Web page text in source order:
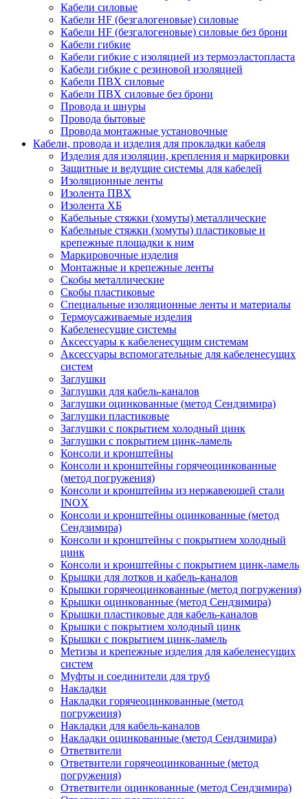
Кабели силовые
Кабели HF (безгалогеновые) силовые
Кабели HF (безгалогеновые) силовые без брони
Кабели гибкие
Кабели гибкие с изоляцией из термоэластопласта
Кабели гибкие с резиновой изоляцией
Кабели ПВХ силовые
Кабели ПВХ силовые без брони
Провода и шнуры
Провода бытовые
Провода монтажные установочные
Кабели, провода и изделия для прокладки кабеля
Изделия для изоляции, крепления и маркировки
Защитные и ведущие системы для кабелей
Изоляционные ленты
Изолента ПВХ
Изолента ХБ
Кабельные стяжки (хомуты) металлические
Кабельные стяжки (хомуты) пластиковые и
крепежные площадки к ним
Маркировочные изделия
Монтажные и крепежные ленты
Скобы металлические
Скобы пластиковые
Специальные изоляционные ленты и материалы
Термоусаживаемые изделия
Кабеленесущие системы
Аксессуары к кабеленесущим системам
Аксессуары вспомогательные для кабеленесущих
систем
Заглушки
Заглушки для кабель-каналов
Заглушки оцинкованные (метод Сендзимира)
Заглушки пластиковые
Заглушки с покрытием холодный цинк
Заглушки с покрытием цинк-ламель
Консоли и кронштейны
Консоли и кронштейны горячеоцинкованные
(метод погружения)
Консоли и кронштейны из нержавеющей стали
INOX
Консоли и кронштейны оцинкованные (метод
Сендзимира)
Консоли и кронштейны с покрытием холодный
цинк
Консоли и кронштейны с покрытием цинк-ламель
Крышки для лотков и кабель-каналов
Крышки горячеоцинкованные (метод погружения)
Крышки оцинкованные (метод Сендзимира)
Крышки пластиковые для кабель-каналов
Крышки с покрытием холодный цинк
Крышки с покрытием цинк-ламель
Метизы и крепежные изделия для кабеленесущих
систем
Муфты и соединители для труб
Накладки
Накладки горячеоцинкованные (метод
погружения)
Накладки для кабель-каналов
Накладки оцинкованные (метод Сендзимира)
Ответвители
Ответвители горячеоцинкованные (метод
погружения)
Ответвители оцинкованные (метод Сендзимира)